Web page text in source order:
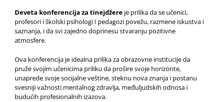
Deveta konferencija za tinejdžere je prilika da se učenici,
profesori i školski psihologi I pedagozi povežu, razmene iskustva i
saznanja, i da svi zajedno doprinesu stvaranju pozitivne
atmosfere.
Ova konferencija je idealna prilika za obrazovne institucije da
pruže svojim učenicima priliku da prošire svoje horizonte,
unaprede svoje socijalne veštine, steknu nova znanja i postanu
svesniji važnosti mentalnog zdravlja, međuljudskih odnosa i
budućih profesionalnih izazova.